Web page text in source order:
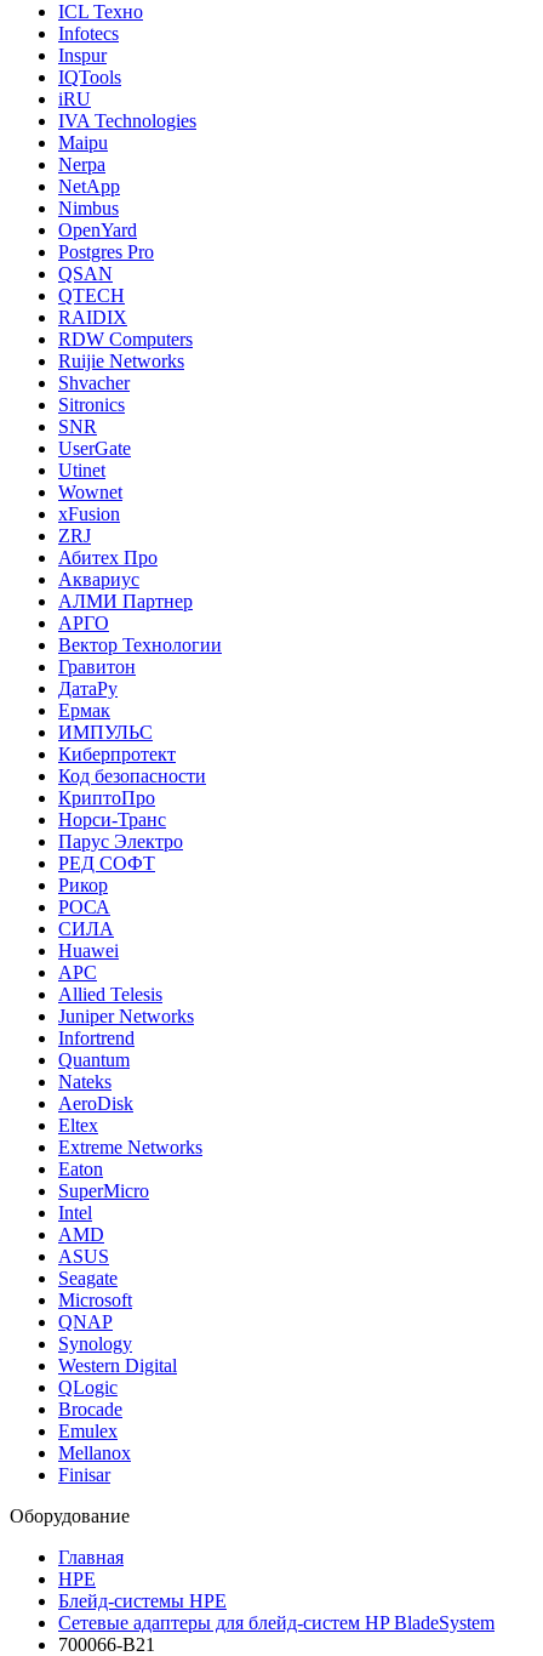
ICL Техно
Infotecs
Inspur
IQTools
iRU
IVA Technologies
Maipu
Nerpa
NetApp
Nimbus
OpenYard
Postgres Pro
QSAN
QTECH
RAIDIX
RDW Computers
Ruijie Networks
Shvacher
Sitronics
SNR
UserGate
Utinet
Wownet
xFusion
ZRJ
Абитех Про
Аквариус
АЛМИ Партнер
АРГО
Вектор Технологии
Гравитон
ДатаРу
Ермак
ИМПУЛЬС
Киберпротект
Код безопасности
КриптоПро
Норси-Транс
Парус Электро
РЕД СОФТ
Рикор
РОСА
СИЛА
Huawei
APC
Allied Telesis
Juniper Networks
Infortrend
Quantum
Nateks
AeroDisk
Eltex
Extreme Networks
Eaton
SuperMicro
Intel
AMD
ASUS
Seagate
Microsoft
QNAP
Synology
Western Digital
QLogic
Brocade
Emulex
Mellanox
Finisar
Оборудование
Главная
HPE
Блейд-системы HPE
Сетевые адаптеры для блейд-систем HP BladeSystem
700066-B21